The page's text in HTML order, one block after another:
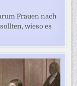
Frauen nach
wieso es